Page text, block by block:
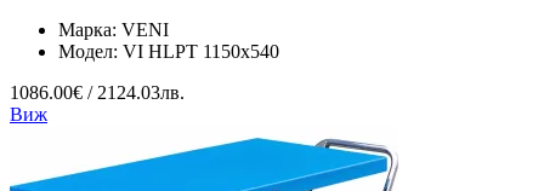
Марка: VENI
Модел: VI HLPT 1150x540
1086.00€ / 2124.03лв.
Виж